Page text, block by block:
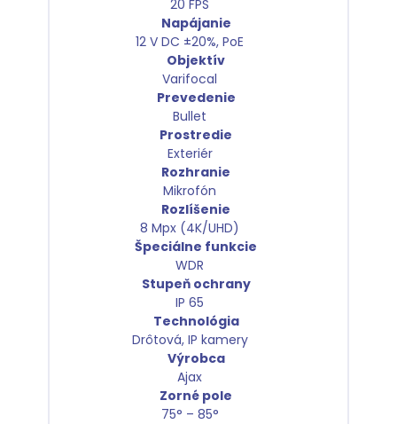
20 FPS
Napájanie
12 V DC ±20%, PoE
Objektív
Varifocal
Prevedenie
Bullet
Prostredie
Exteriér
Rozhranie
Mikrofón
Rozlíšenie
8 Mpx (4K/UHD)
Špeciálne funkcie
WDR
Stupeň ochrany
IP 65
Technológia
Drôtová, IP kamery
Výrobca
Ajax
Zorné pole
75° – 85°